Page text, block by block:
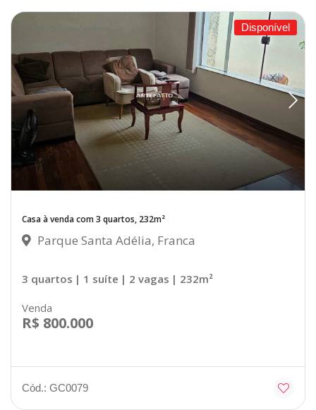
Disponível
Casa à venda com 3 quartos, 232m²
Parque Santa Adélia, Franca
3 quartos | 1 suíte | 2 vagas | 232m²
Venda
R$ 800.000
Cód.: GC0079